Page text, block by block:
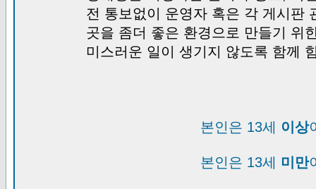
전 통보없이 운영자 혹은 각 게시판
곳을 좀더 좋은 환경으로 만들기 위
미스러운 일이 생기지 않도록 함께
본인은 13세 이상
본인은 13세 미만